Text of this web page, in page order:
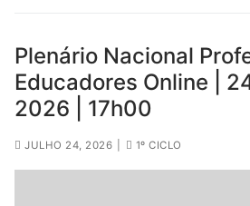
Plenário Nacional
Educadores Online |
2026 | 17h00
JULHO 24, 2026 1º CICLO